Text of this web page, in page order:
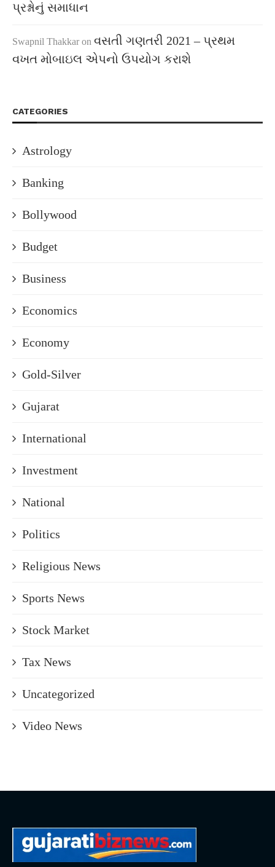
પ્રશ્નોનું સમાધાન
Swapnil Thakkar on વસતી ગણતરી 2021 – પ્રથમ
વખત મોબાઇલ એપનો ઉપયોગ કરાશે
CATEGORIES
Astrology
Banking
Bollywood
Budget
Business
Economics
Economy
Gold-Silver
Gujarat
International
Investment
National
Politics
Religious News
Sports News
Stock Market
Tax News
Uncategorized
Video News